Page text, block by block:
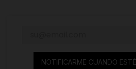
NOTIFICARME CUANDO